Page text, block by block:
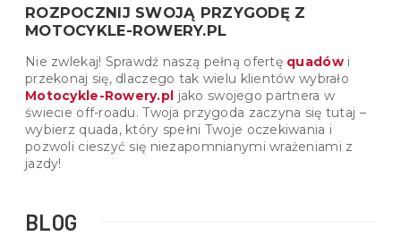
ROZPOCZNIJ SWOJĄ PRZYGODĘ Z
MOTOCYKLE-ROWERY.PL
Nie zwlekaj! Sprawdź naszą pełną ofertę quadówi
przekonaj się, dlaczego tak wielu klientów wybrało
Motocykle-Rowery.pl jako swojego partnera w
świecie off-roadu. Twoja przygoda zaczyna się tutaj –
wybierz quada, który spełni Twoje oczekiwania i
pozwoli cieszyć się niezapomnianymi wrażeniami z
jazdy!
BLOG